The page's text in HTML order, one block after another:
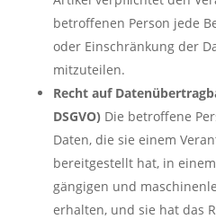
betroffenen Person jede
oder Einschränkung der
mitzuteilen.
Recht auf
DSGVO) Die betroffene
Daten, die sie einem
bereitgestellt hat, in
gängigen und
erhalten, und sie hat das